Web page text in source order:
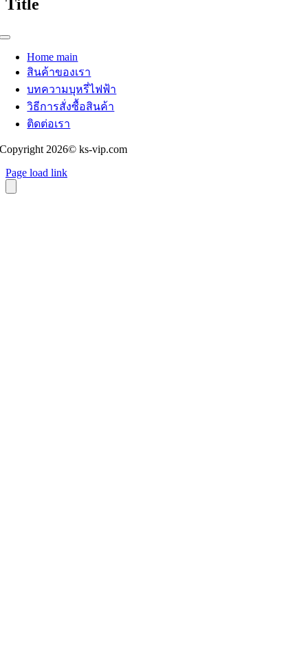
view
Title
Toggle
NavigationHome main
สินค้าของเรา
บทความบุหรี่ไฟฟ้า
วิธีการสั่งซื้อสินค้า
ติดต่อเรา
Copyright 2026© ks-vip.com
Page load link